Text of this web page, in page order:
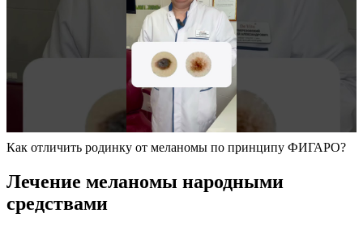
Как отличить родинку от меланомы по принципу ФИГАРО?
Лечение меланомы народными
средствами